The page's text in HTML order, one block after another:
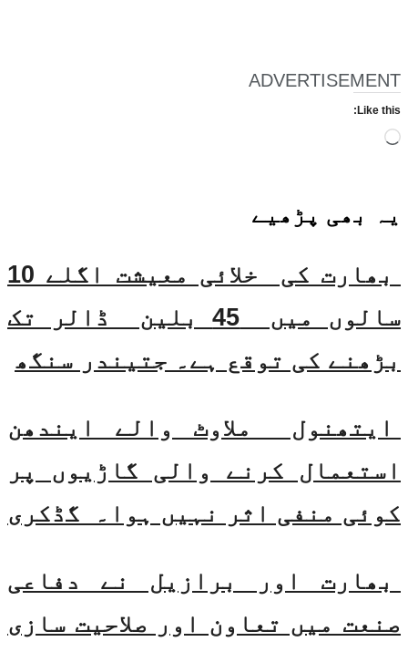
ADVERTISEMENT
Like this:
Loading…
یہ بھی پڑھیے
بھارت کی خلائی معیشت اگلے 10
سالوں میں 45 بلین ڈالر تک
بڑھنے کی توقع ہے۔ جتیندر سنگھ
ایتھنول ملاوٹ والے ایندھن
استعمال کرنے والی گاڑیوں پر
کوئی منفی اثر نہیں ہوا۔ گڈکری
بھارت اور برازیل نے دفاعی
صنعت میں تعاون اور صلاحیت سازی